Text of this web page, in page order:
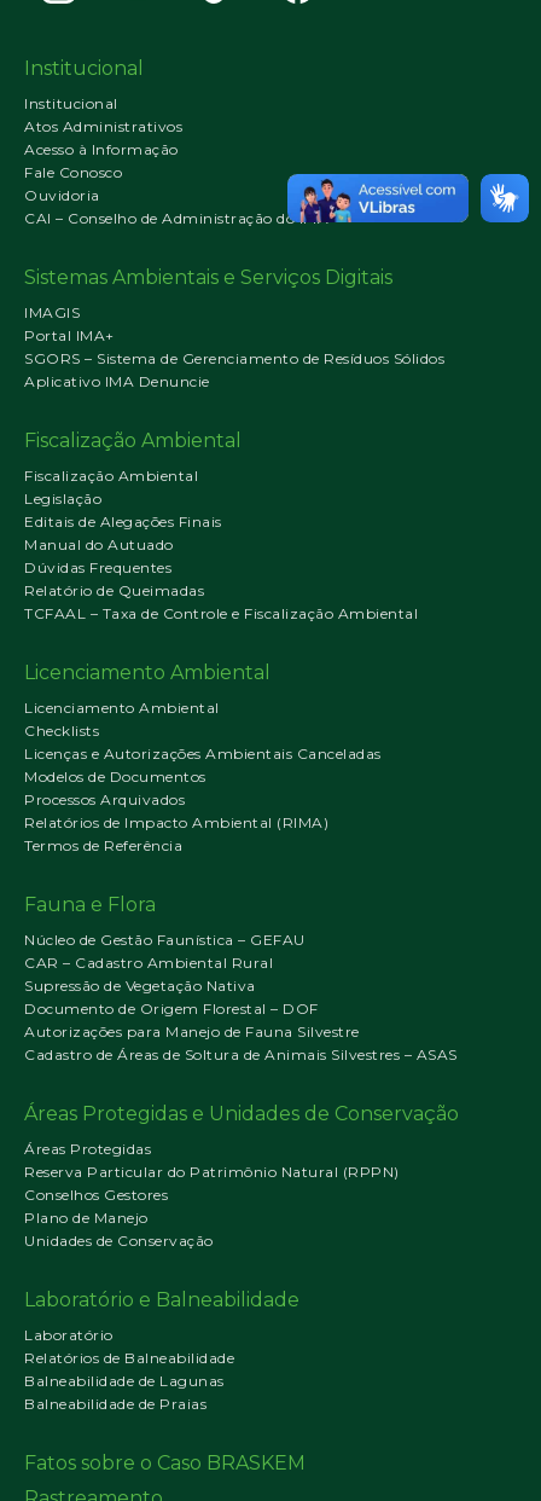
Institucional
Institucional
Atos Administrativos
Acesso à Informação
Fale Conosco
Ouvidoria
CAI – Conselho de Administração do IMA
Sistemas Ambientais e Serviços Digitais
IMAGIS
Portal IMA+
SGORS – Sistema de Gerenciamento de Resíduos Sólidos
Aplicativo IMA Denuncie
Fiscalização Ambiental
Fiscalização Ambiental
Legislação
Editais de Alegações Finais
Manual do Autuado
Dúvidas Frequentes
Relatório de Queimadas
TCFAAL – Taxa de Controle e Fiscalização Ambiental
Licenciamento Ambiental
Licenciamento Ambiental
Checklists
Licenças e Autorizações Ambientais Canceladas
Modelos de Documentos
Processos Arquivados
Relatórios de Impacto Ambiental (RIMA)
Termos de Referência
Fauna e Flora
Núcleo de Gestão Faunística – GEFAU
CAR – Cadastro Ambiental Rural
Supressão de Vegetação Nativa
Documento de Origem Florestal – DOF
Autorizações para Manejo de Fauna Silvestre
Cadastro de Áreas de Soltura de Animais Silvestres – ASAS
Áreas Protegidas e Unidades de Conservação
Áreas Protegidas
Reserva Particular do Patrimônio Natural (RPPN)
Conselhos Gestores
Plano de Manejo
Unidades de Conservação
Laboratório e Balneabilidade
Laboratório
Relatórios de Balneabilidade
Balneabilidade de Lagunas
Balneabilidade de Praias
Fatos sobre o Caso BRASKEM